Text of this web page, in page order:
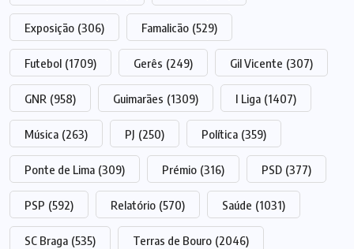
Exposição (306) Famalicão (529)
Futebol (1709) Gerês (249) Gil Vicente (307)
GNR (958) Guimarães (1309) I Liga (1407)
Música (263) PJ (250) Política (359)
Ponte de Lima (309) Prémio (316) PSD (377)
PSP (592) Relatório (570) Saúde (1031)
SC Braga (535) Terras de Bouro (2046)